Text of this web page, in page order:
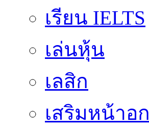
เรียน IELTS
เล่นหุ้น
เลสิก
เสริมหน้าอก